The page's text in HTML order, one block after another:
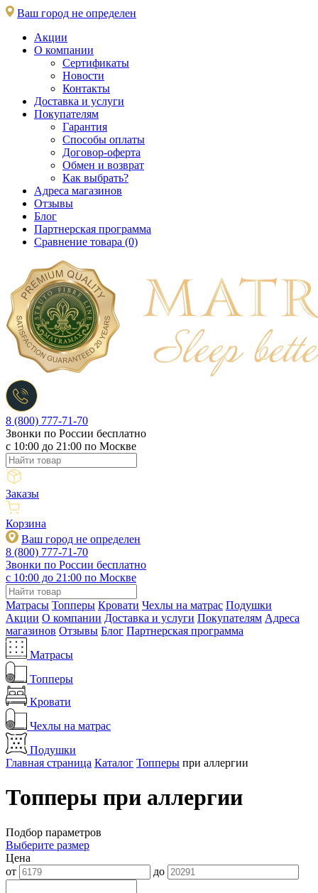
Ваш город не определен
Акции
О компании
Сертификаты
Новости
Контакты
Доставка и услуги
Покупателям
Гарантия
Способы оплаты
Договор-оферта
Обмен и возврат
Как выбрать?
Адреса магазинов
Отзывы
Блог
Партнерская программа
Сравнение товара (0)
8 (800) 777-71-70
Звонки по России бесплатно
c 10:00 до 21:00 по Москве
Заказы
Корзина
Ваш город не определен
8 (800) 777-71-70
Звонки по России бесплатно
c 10:00 до 21:00 по Москве
Матрасы Топперы Кровати Чехлы на матрас Подушки
Акции О компании Доставка и услуги Покупателям Адреса
магазинов Отзывы Блог Партнерская программа
Матрасы
Топперы
Кровати
Чехлы на матрас
Подушки
Главная страница Каталог Топперы при аллергии
Топперы при аллергии
Подбор параметров
Выберите размер
Цена
от
до